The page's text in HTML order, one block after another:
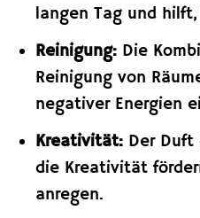
langen Tag und
Reinigung:Die
Reinigung von
negativer Energien
Kreativität:Der Duft
die Kreativität
anregen.